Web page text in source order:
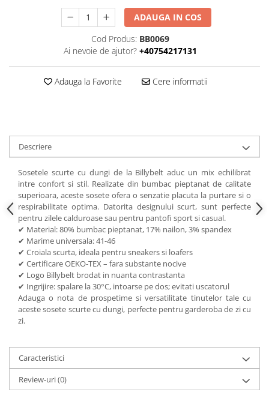
ADAUGA IN COS
Cod Produs: BB0069
Ai nevoie de ajutor? +40754217131
Adauga la Favorite Cere informatii
Descriere
Sosetele scurte cu dungi de la Billybelt aduc un mix echilibrat
intre confort si stil. Realizate din bumbac pieptanat de calitate
superioara, aceste sosete ofera o senzatie placuta la purtare si o
respirabilitate optima. Datorita designului scurt, sunt perfecte
pentru zilele calduroase sau pentru pantofi sport si casual.
✔ Material: 80% bumbac pieptanat, 17% nailon, 3% spandex
✔ Marime universala: 41-46
✔ Croiala scurta, ideala pentru sneakers si loafers
✔ Certificare OEKO-TEX – fara substante nocive
✔ Logo Billybelt brodat in nuanta contrastanta
✔ Ingrijire: spalare la 30°C, intoarse pe dos; evitati uscatorul
Adauga o nota de prospetime si versatilitate tinutelor tale cu
aceste sosete scurte cu dungi, perfecte pentru garderoba de zi cu
zi.
Caracteristici
Review-uri(0)